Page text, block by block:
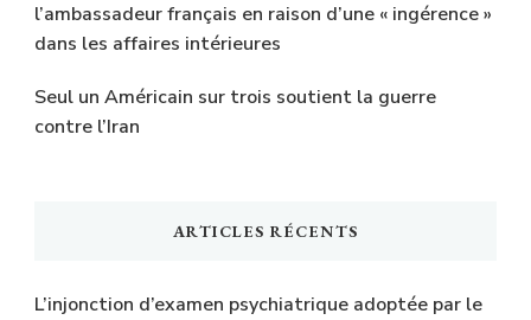
l’ambassadeur français en raison d’une « ingérence »
dans les affaires intérieures
Seul un Américain sur trois soutient la guerre
contre l’Iran
ARTICLES RÉCENTS
L’injonction d’examen psychiatrique adoptée par le